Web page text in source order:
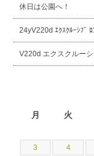
休日は公園へ！
24yV220d ｴｸｽｸﾙｰｼﾌﾞ
V220d エクスクルー
月 火
3 4